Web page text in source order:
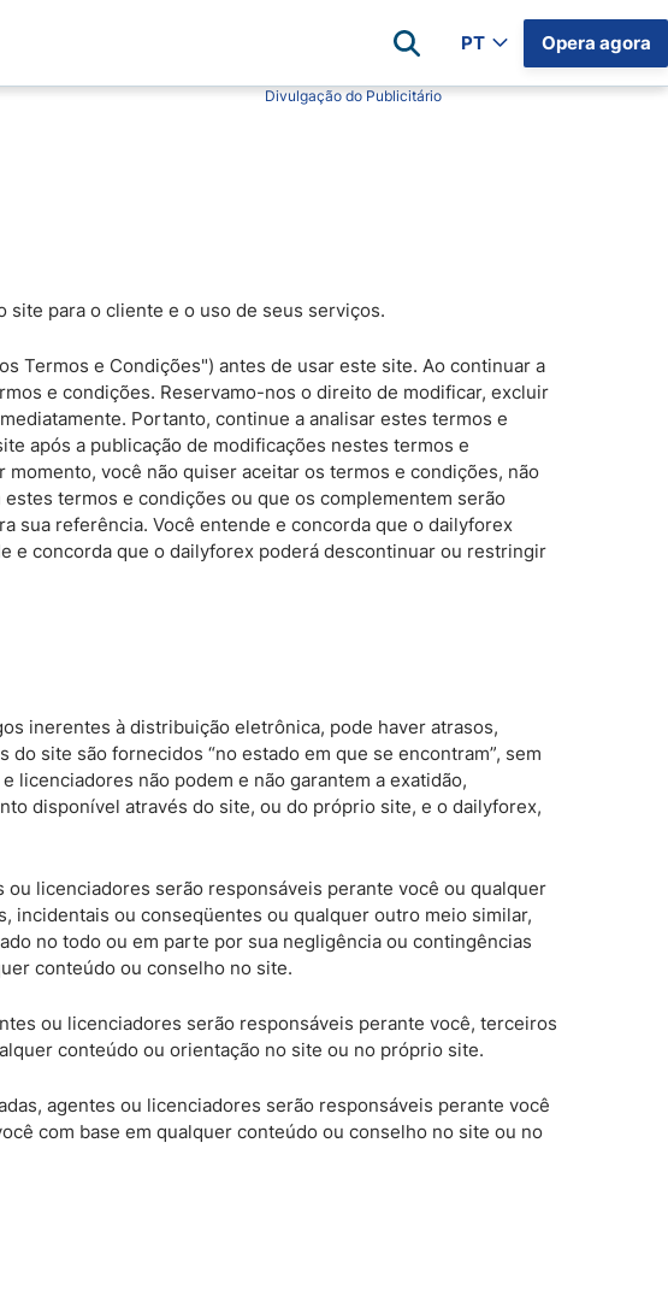
Pepperstone
Blackbull
XM
Lista completa de corretores
de Ações Hoje
Dinheiro
Opera agora
PT
Divulgação do Publicitário
para o cliente e o uso de seus serviços.
Termos e Condições") antes de usar este site. Ao continuar a
e condições. Reservamo-nos o direito de modificar, excluir
Portanto, continue a analisar estes termos e
após a publicação de modificações nestes termos e
você não quiser aceitar os termos e condições, não
termos e condições ou que os complementem serão
sua referência. Você entende e concorda que o dailyforex
e concorda que o dailyforex poderá descontinuar ou restringir
inerentes à distribuição eletrônica, pode haver atrasos,
site são fornecidos “no estado em que se encontram”, sem
licenciadores não podem e não garantem a exatidão,
disponível através do site, ou do próprio site, e o dailyforex,
licenciadores serão responsáveis perante você ou qualquer
incidentais ou conseqüentes ou qualquer outro meio similar,
no todo ou em parte por sua negligência ou contingências
conteúdo ou conselho no site.
ou licenciadores serão responsáveis perante você, terceiros
conteúdo ou orientação no site ou no próprio site.
agentes ou licenciadores serão responsáveis perante você
com base em qualquer conteúdo ou conselho no site ou no